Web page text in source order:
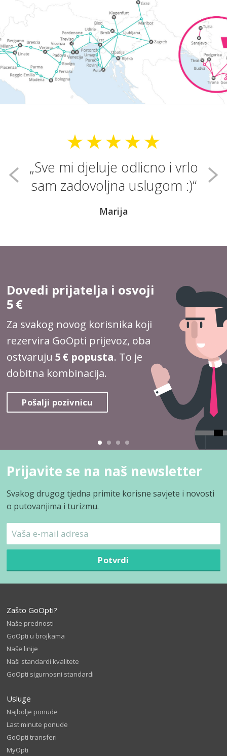
Sve mi djeluje odlicno i vrlo
sam zadovoljna uslugom :)
Marija
Dovedi prijatelja i osvoji
5 €
Za svakog novog korisnika koji
rezervira GoOpti prijevoz, oba
ostvaruju5 € popusta. To je
dobitna kombinacija.
Pošalji pozivnicu
Prijavite se na naš newsletter
Svakog drugog tjedna primite korisne savjete i novosti
o putovanjima i turizmu.
Potvrdi
Zašto GoOpti?
Naše prednosti
GoOpti u brojkama
Naše linije
Naši standardi kvalitete
GoOpti sigurnosni standardi
Usluge
Najbolje ponude
Last minute ponude
GoOpti transferi
MyOpti